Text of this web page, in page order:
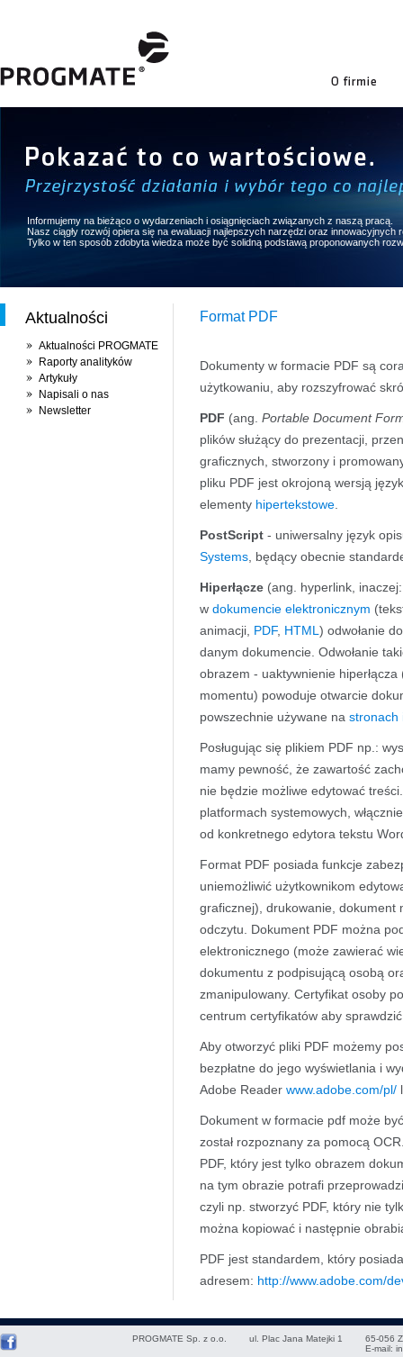
Informujemy na bieżąco o wydarzeniach i osiągnięciach związanych z naszą pracą.
Nasz ciągły rozwój opiera się na ewaluacji najlepszych narzędzi oraz innowacyjnych
Tylko w ten sposób zdobyta wiedza może być solidną podstawą proponowanych
Aktualności
Aktualności PROGMATE
Raporty analityków
Artykuły
Napisali o nas
Newsletter
Format PDF
Dokumenty w formacie PDF są
użytkowaniu, aby rozszyfrować
PDF (ang. Portable Document
plików służący do prezentacji,
graficznych, stworzony i
pliku PDF jest okrojoną wersją
elementy hipertekstowe
PostScript - uniwersalny język
Systems , będący obecnie
Hiperłącze (ang. hyperlink,
w dokumencie elektronicznym
animacji, PDF, HTML ) odwołanie
danym dokumencie. Odwołanie
obrazem - uaktywnienie
momentu) powoduje otwarcie
powszechnie używane na stronach
Posługując się plikiem PDF np.:
mamy pewność, że zawartość
nie będzie możliwe edytować
platformach systemowych,
od konkretnego edytora tekstu
Format PDF posiada funkcje
uniemożliwić użytkownikom
graficznej), drukowanie, dokument
odczytu. Dokument PDF można
elektronicznego (może zawierać
dokumentu z podpisującą osobą
zmanipulowany. Certyfikat osoby
centrum certyfikatów aby
Aby otworzyć pliki PDF możemy
bezpłatne do jego wyświetlania i
Adobe Reader www.adobe.com/pl/
Dokument w formacie pdf może
został rozpoznany za pomocą
PDF, który jest tylko obrazem
na tym obrazie potrafi
czyli np. stworzyć PDF, który nie
można kopiować i następnie
PDF jest standardem, który
adresem: http://www.adobe.com/
PROGMATE Sp. z o.o. ul. Plac Jana Matejki 1 65-056
E-mail: